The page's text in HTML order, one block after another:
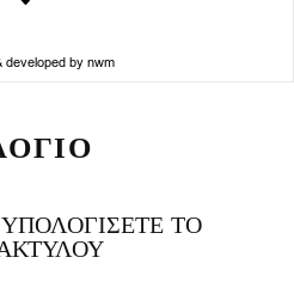
developed by nwm
ΤΟ